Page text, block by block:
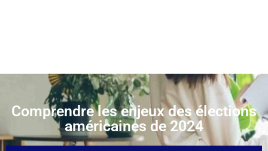
Comprendre les enjeux des élections
américaines de 2024